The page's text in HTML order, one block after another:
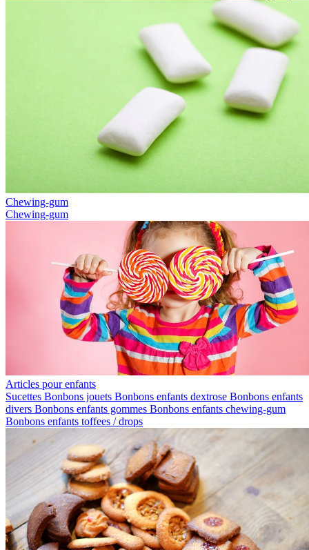
Chewing-gum
Chewing-gum
Articles pour enfants
Sucettes Bonbons jouets Bonbons enfants dextrose Bonbons enfants
divers Bonbons enfants gommes Bonbons enfants chewing-gum
Bonbons enfants toffees / drops